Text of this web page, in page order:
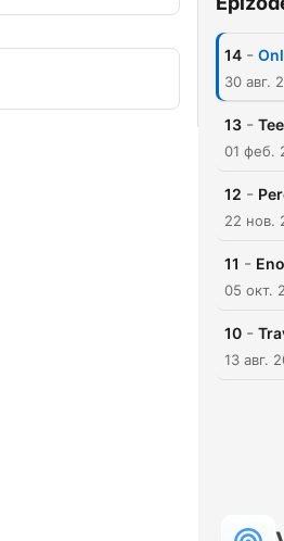
14 -
30 авг.
13 -
01 феб.
12 -
22 нов.
11 -
05 окт.
10 -
13 авг.